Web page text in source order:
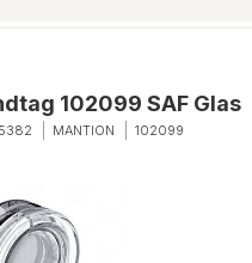
102099 SAF Glas
MANTION 102099